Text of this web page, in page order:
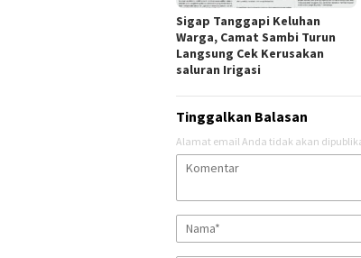
Sigap Tanggapi Keluhan
Warga, Camat Sambi Turun
Langsung Cek Kerusakan
saluran Irigasi
Tinggalkan Balasan
Alamat email Anda tidak akan